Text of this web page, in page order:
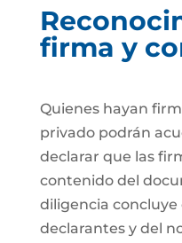
firma y
Quienes hayan
privado podrán
declarar que las
contenido del
diligencia concluye
declarantes y del